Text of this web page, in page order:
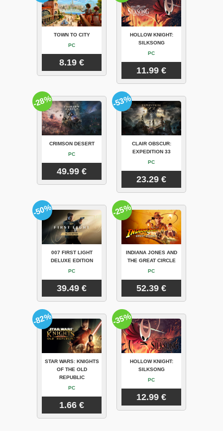
TOWN TO CITY
PC
8.19 €
HOLLOW KNIGHT:
SILKSONG
PC
11.99 €
CRIMSON DESERT
PC
49.99 €
-28%
CLAIR OBSCUR:
EXPEDITION 33
PC
23.29 €
-53%
007 FIRST LIGHT
DELUXE EDITION
PC
39.49 €
-50%
INDIANA JONES AND
THE GREAT CIRCLE
PC
52.39 €
-25%
STAR WARS: KNIGHTS
OF THE OLD
REPUBLIC
PC
1.66 €
-82%
HOLLOW KNIGHT:
SILKSONG
PC
12.99 €
-35%